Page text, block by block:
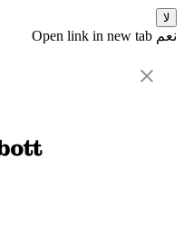
لا
نعم Open link in new tab